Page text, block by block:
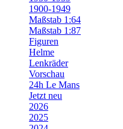
1900-1949
Maßstab 1:64
Maßstab 1:87
Figuren
Helme
Lenkräder
Vorschau
24h Le Mans
Jetzt neu
2026
2025